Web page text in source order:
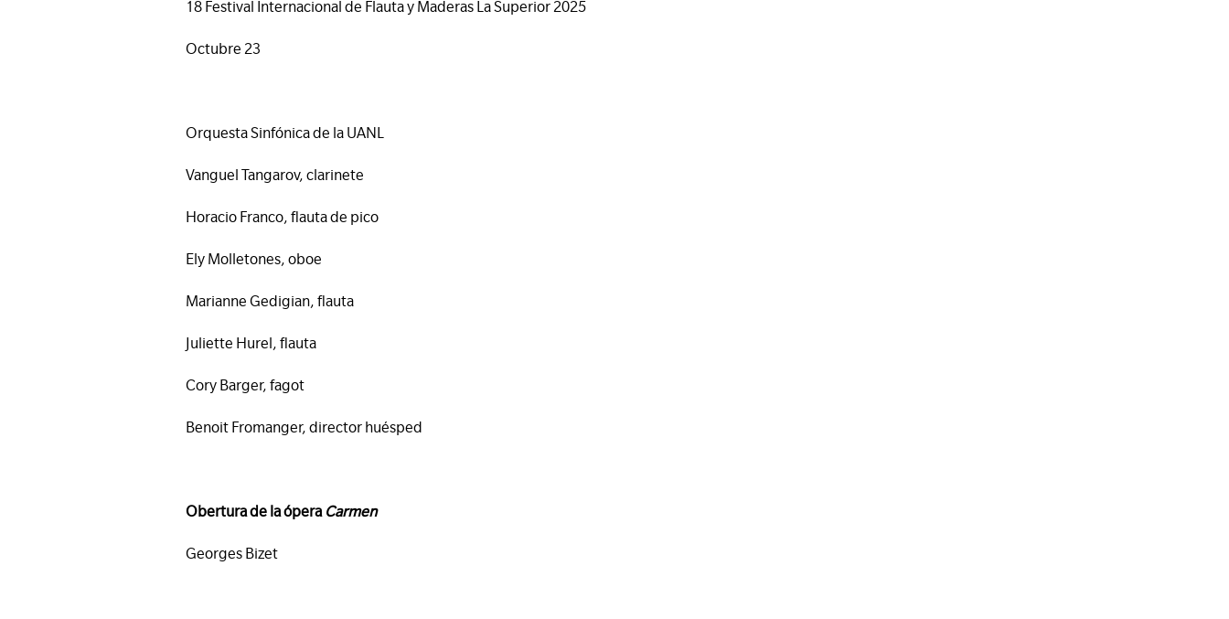
18 Festival Internacional de Flauta y Maderas La Superior 2025
Octubre 23
Orquesta Sinfónica de la UANL
Vanguel Tangarov, clarinete
Horacio Franco, flauta de pico
Ely Molletones, oboe
Marianne Gedigian, flauta
Juliette Hurel, flauta
Cory Barger, fagot
Benoit Fromanger, director huésped
Obertura de la ópera Carmen
Georges Bizet